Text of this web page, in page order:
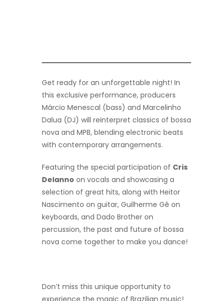
Get ready for an unforgettable night! In
this exclusive performance, producers
Márcio Menescal (bass) and Marcelinho
Dalua (DJ) will reinterpret classics of bossa
nova and MPB, blending electronic beats
with contemporary arrangements.
Featuring the special participation of Cris
Delanno on vocals and showcasing a
selection of great hits, along with Heitor
Nascimento on guitar, Guilherme Gê on
keyboards, and Dado Brother on
percussion, the past and future of bossa
nova come together to make you dance!
Don’t miss this unique opportunity to